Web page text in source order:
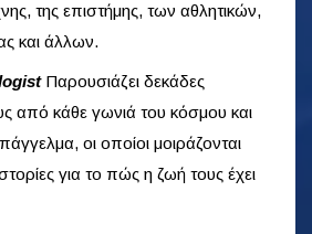
της επιστήμης, των αθλητικών,
και άλλων.
Παρουσιάζει δεκάδες
από κάθε γωνιά του κόσμου και
οι οποίοι μοιράζονται
για το πώς η ζωή τους έχει